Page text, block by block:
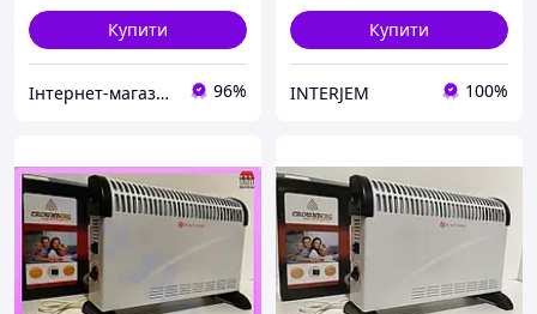
Купити
Інтернет-магазин електро-побутових товарів "Восторг" 96%
Купити
INTERJEM 100%